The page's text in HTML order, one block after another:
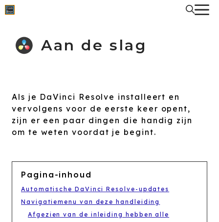
Spring
naar
inhoud
Aan de slag
Als je DaVinci Resolve installeert en
vervolgens voor de eerste keer opent,
zijn er een paar dingen die handig zijn
om te weten voordat je begint.
Pagina-inhoud
Automatische DaVinci Resolve-updates
Navigatiemenu van deze handleiding
Afgezien van de inleiding hebben alle